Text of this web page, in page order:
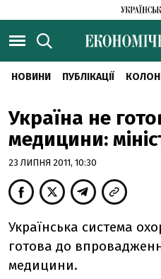
НОВИНИ ПУБЛІКАЦІЇ
Україна не
медицини:
23 ЛИПНЯ 2011, 10:30
Українська система
готова до
медицини.